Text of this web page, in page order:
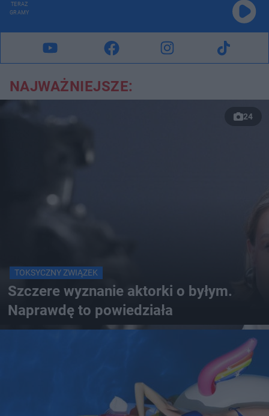
TERAZ
GRAMY
NAJWAŻNIEJSZE:
24
TOKSYCZNY ZWIĄZEK
Szczere wyznanie aktorki o byłym.
Naprawdę to powiedziała